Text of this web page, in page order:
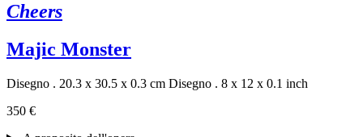
Cheers
Majic Monster
Disegno . 20.3 x 30.5 x 0.3 cm Disegno . 8 x 12 x 0.1 inch
350 €